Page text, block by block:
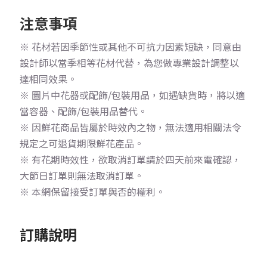
注意事項
※ 花材若因季節性或其他不可抗力因素短缺，同意由
設計師以當季相等花材代替，為您做專業設計調整以
達相同效果。
※ 圖片中花器或配飾/包裝用品，如遇缺貨時，將以適
當容器、配飾/包裝用品替代。
※ 因鮮花商品皆屬於時效內之物，無法適用相關法令
規定之可退貨期限鮮花產品。
※ 有花期時效性，欲取消訂單請於四天前來電確認，
大節日訂單則無法取消訂單。
※ 本網保留接受訂單與否的權利。
訂購說明